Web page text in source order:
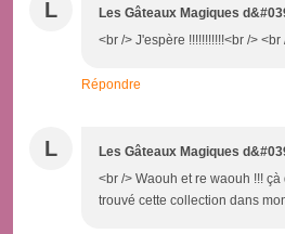
L Les Gâteaux Magiques
<br /> J'espère !!!!!!!!!!!<br /> <br
Répondre
L Les Gâteaux Magiques
<br /> Waouh et re waouh !!!
trouvé cette collection dans